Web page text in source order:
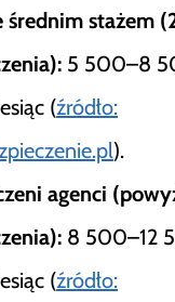
średnim stażem
5 500–8
(źródło:
).
agenci
8 500–12
(źródło: